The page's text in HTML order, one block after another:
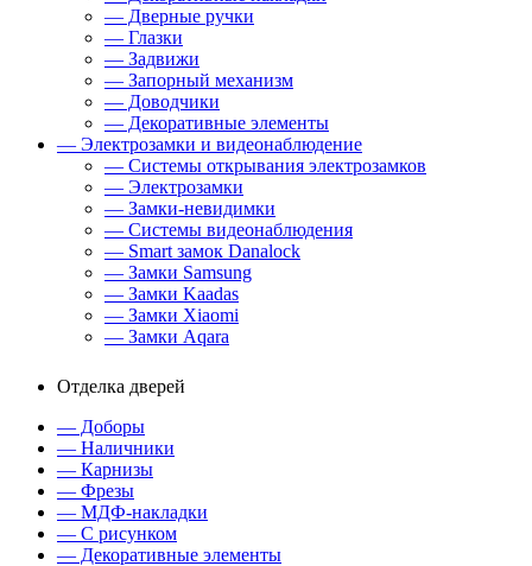
— Дверные ручки
— Глазки
— Задвижи
— Запорный механизм
— Доводчики
— Декоративные элементы
— Электрозамки и видеонаблюдение
— Системы открывания электрозамков
— Электрозамки
— Замки-невидимки
— Системы видеонаблюдения
— Smart замок Danalock
— Замки Samsung
— Замки Kaadas
— Замки Xiaomi
— Замки Aqara
Отделка дверей
— Доборы
— Наличники
— Карнизы
— Фрезы
— МДФ-накладки
— С рисунком
— Декоративные элементы